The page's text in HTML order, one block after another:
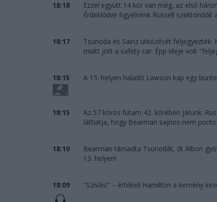
18:18
Ezzel együtt 14 kör van még, az első
Érdeklődve figyelnénk Russell
18:17
Tsunoda és Sainz ütközését
miatt jött a safety car. Épp ideje volt
18:15 A 15. helyen haladó Lawson kap egy
18:15
Az 57 körös futam 42. körében járunk.
láthatja, hogy Bearman sajnos nem
18:10
Bearman támadta Tsunodát, őt Albon
13. helyen!
18:09 "Szívás!" – értékeli Hamilton a kemény